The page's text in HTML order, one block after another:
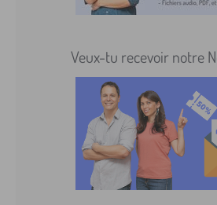
Veux-tu recevoir notre